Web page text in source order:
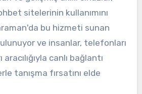
sitelerinin kullanımını
bu hizmeti sunan
ve insanlar, telefonları
canlı bağlantı
tanışma fırsatını elde